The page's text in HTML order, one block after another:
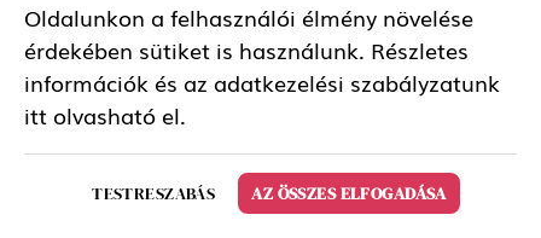
Huawei P20 Lite 2019 Huawei P Smart Z
LG Q60 Sony Xperia 1
Xiaomi Redmi 7A Xiaomi Mi 9T
Oldalunkon a felhasználói élmény növelése
érdekében sütiket is használunk. Részletes
információk és az adatkezelési szabályzatunk
itt olvasható el.
TESTRESZABÁS AZ ÖSSZES ELFOGADÁSA